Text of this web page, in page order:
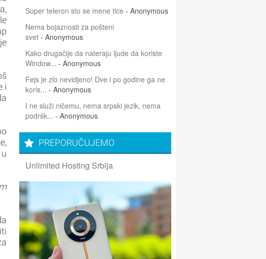
i
Super teleron sto se mene tice - Anonymous
Nema bojaznosti za pošteni
svet - Anonymous
Kako drugačije da nateraju ljude da koriste
Window... - Anonymous
Fejs je zlo nevidjeno! Dve i po godine ga ne
koris... - Anonymous
I ne služi ničemu, nema srpski jezik, nema
podršk... - Anonymous
PREPORUČUJEMO
Unlimited Hosting Srbija